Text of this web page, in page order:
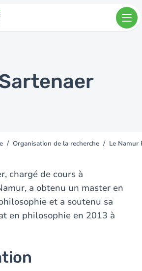
Organisation de la recherche Le Namur
chargé de cours à
a obtenu un master en
et a soutenu sa
en philosophie en 2013 à